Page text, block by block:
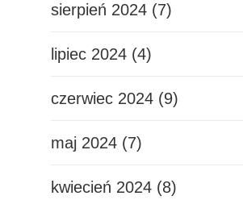
sierpień 2024 (7)
lipiec 2024 (4)
czerwiec 2024 (9)
maj 2024 (7)
kwiecień 2024 (8)